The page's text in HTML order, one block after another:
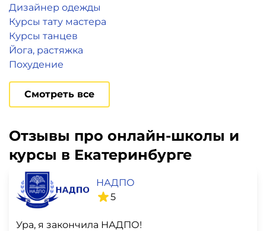
Дизайнер одежды
Курсы тату мастера
Курсы танцев
Йога, растяжка
Похудение
Смотреть все
Отзывы про онлайн-школы и
курсы в Екатеринбурге
НАДПО
5
Ура, я закончила НАДПО!